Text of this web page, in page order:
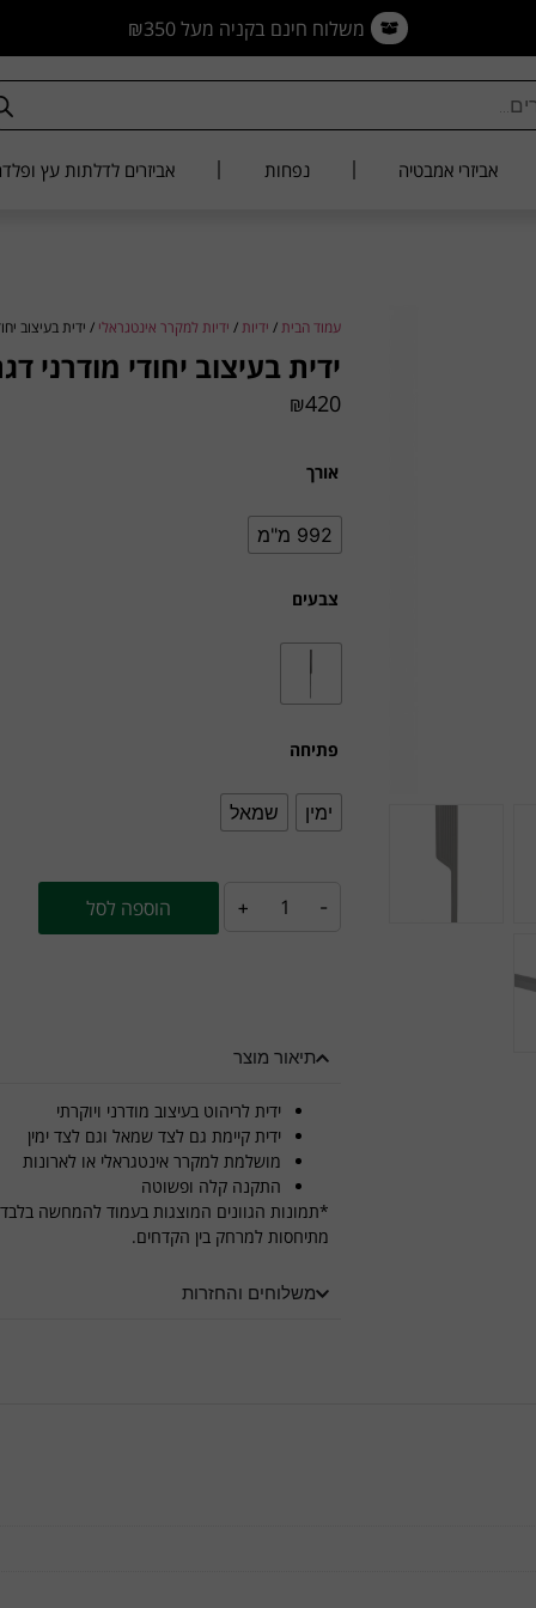
משלוח חינם בקניה מעל ₪350
אביזרי אמבטיה נפחות אביזרים לדלתות עץ
עמוד הבית/ ידיות/ ידיות למקרר אינטגראלי / ידית בעיצוב
ידית בעיצוב יחודי מודרני דגם
₪420
אורך
992 מ"מ
צבעים
פתיחה
ימין שמאל
-
+ הוספה לסל
תיאור מוצר
ידית לריהוט בעיצוב מודרני ויוקרתי
ידית קיימת גם לצד שמאל וגם לצד ימין
מושלמת למקרר אינטגראלי או לארונות
התקנה קלה ופשוטה
*תמונות הגוונים המוצגות בעמוד להמחשה
מתיחסות למרחק בין הקדחים.
משלוחים והחזרות